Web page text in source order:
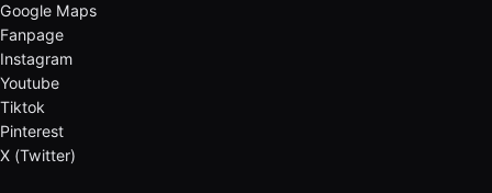
Google Maps
Fanpage
Instagram
Youtube
Tiktok
Pinterest
X (Twitter)